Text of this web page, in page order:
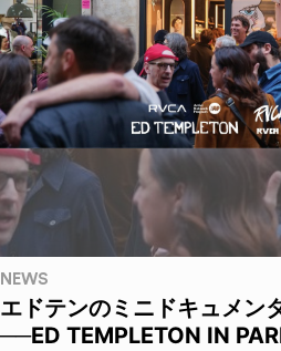
NEWS
エドテンのミニドキュメン
──ED TEMPLETON IN